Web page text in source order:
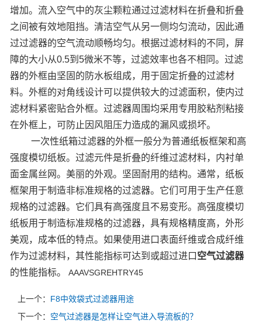
增加。流入空气中的灰尘颗粒通过过滤材料在折叠和折叠
之间被有效地阻挡。清洁空气从另一侧均匀流动，因此通
过过滤器的空气流动顺畅均匀。根据过滤材料的不同，屏
障的大小从0.5到5微米不等，过滤效率也各不相同。过滤
器的外框由坚固的防水板组成，用于固定折叠的过滤材
料。外框的对角线设计可以提供较大的过滤面积，使内过
滤材料紧密贴合外框。过滤器周围均采用专用胶粘剂粘接
在外框上，可防止因风阻压力造成的漏风或损坏。
一次性纸箱过滤器的外框一般分为普通纸板框架和高
强度模切纸板。过滤元件是折叠的纤维过滤材料，内衬单
面金属丝网。美丽的外观。坚固耐用的结构。通常，纸板
框架用于制造非标准规格的过滤器。它们可用于生产任意
规格的过滤器。它们具有高强度且不易变形。高强度模切
纸板用于制造标准规格的过滤器，具有规格精度高，外形
美观，成本低的特点。如果使用进口表面纤维或合成纤维
作为过滤材料，其性能指标可达到或超过进口 空气过滤器
的性能指标。
AAAVSGREHTRY45
上一个： F8中效袋式过滤器用途
下一个： 空气过滤器是怎样让空气进入导流板的？